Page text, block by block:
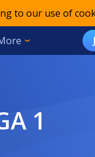
to our use of
1